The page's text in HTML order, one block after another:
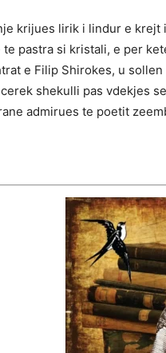
krijues lirik i lindur e krejt
pastra si kristali, e per
e Filip Shirokes, u sollen
shekulli pas vdekjes
admirues te poetit